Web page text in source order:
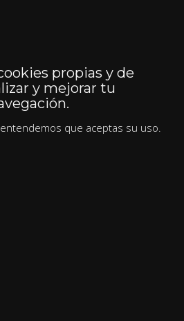
propias y de
y mejorar tu
que aceptas su uso.